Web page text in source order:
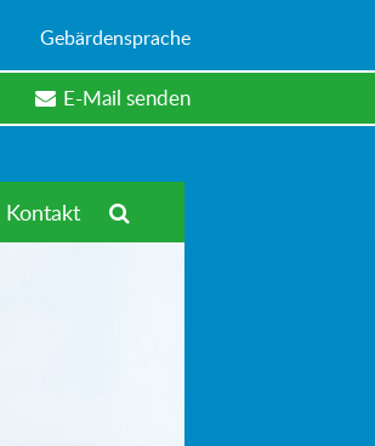
Gebärdensprache
E-Mail senden
Kontakt